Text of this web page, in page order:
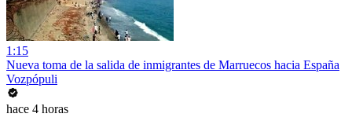
1:15
Nueva toma de la salida de inmigrantes de Marruecos hacia España
Vozpópuli
hace 4 horas